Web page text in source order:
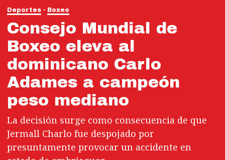
Deportes Boxeo
Consejo Mundial de
Boxeo eleva al
dominicano Carlo
Adames a campeón
peso mediano
La decisión surge como consecuencia de que
Jermall Charlo fue despojado por
presuntamente provocar un accidente en